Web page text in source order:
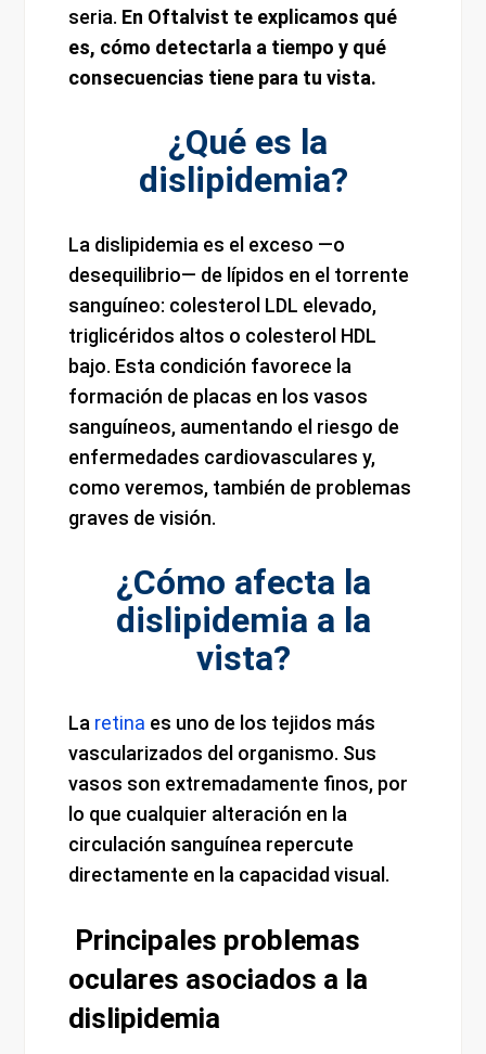
seria. En Oftalvist te explicamos qué
es, cómo detectarla a tiempo y qué
consecuencias tiene para tu vista.
¿Qué es la
dislipidemia?
La dislipidemia es el exceso —o
desequilibrio— de lípidos en el torrente
sanguíneo: colesterol LDL elevado,
triglicéridos altos o colesterol HDL
bajo. Esta condición favorece la
formación de placas en los vasos
sanguíneos, aumentando el riesgo de
enfermedades cardiovasculares y,
como veremos, también de problemas
graves de visión.
¿Cómo afecta la
dislipidemia a la
vista?
La retina es uno de los tejidos más
vascularizados del organismo. Sus
vasos son extremadamente finos, por
lo que cualquier alteración en la
circulación sanguínea repercute
directamente en la capacidad visual.
Principales problemas
oculares asociados a la
dislipidemia